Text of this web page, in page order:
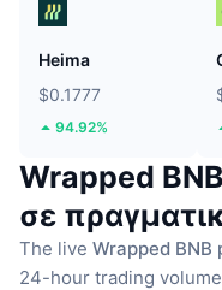
Heima
$0.1777
94.92%
Wrapped
σε
The live Wrapped BNB
24-hour trading